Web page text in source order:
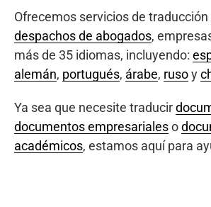
Ofrecemos servicios de
despachos de abogados,
más de 35 idiomas, incluyendo:
alemán, portugués, árabe, rusoy
Ya sea que necesite traducir
documentos empresarialeso
académicos, estamos aquí para